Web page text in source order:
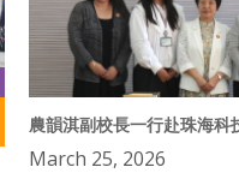
農韻淇副校長一行赴珠海科
March 25, 2026